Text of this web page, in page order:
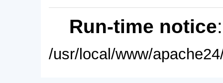
Run-time notice
/usr/local/www/